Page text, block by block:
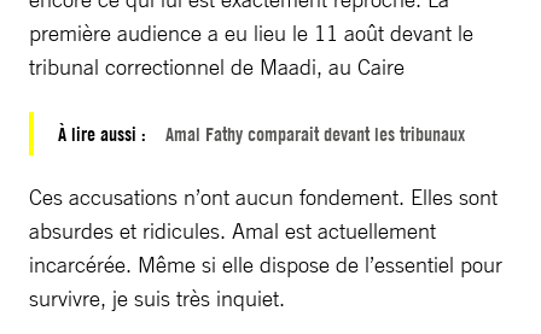
première audience a eu lieu le 11 août devant le
tribunal correctionnel de Maadi, au Caire
À lire aussi : Amal Fathy comparait devant les tribunaux
Ces accusations n’ont aucun fondement. Elles sont
absurdes et ridicules. Amal est actuellement
incarcérée. Même si elle dispose de l’essentiel pour
survivre, je suis très inquiet.